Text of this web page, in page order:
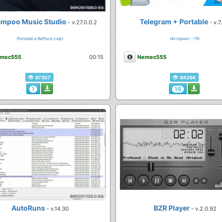
Music Studio - v.27.0.0.2
Portable и RePack софт
00:15
97307
1
Telegram + Portable -
Интернет - ПК
Описание
Nemec555
84294
16
AutoRuns - v.14.30 BZR Player - v.2.0.92